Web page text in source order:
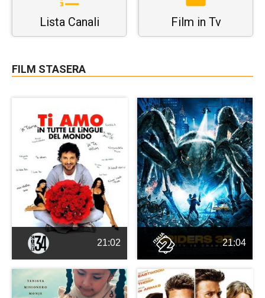
Lista Canali Film in Tv
FILM STASERA
21:02 21:04